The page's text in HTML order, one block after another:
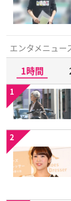
エンタメニュー
1時間
1
2